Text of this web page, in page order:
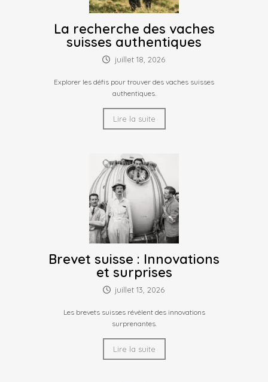
La recherche des vaches
suisses authentiques
juillet 18, 2026
Explorer les défis pour trouver des vaches suisses
authentiques.
Lire la suite
Brevet suisse : Innovations
et surprises
juillet 13, 2026
Les brevets suisses révèlent des innovations
surprenantes.
Lire la suite